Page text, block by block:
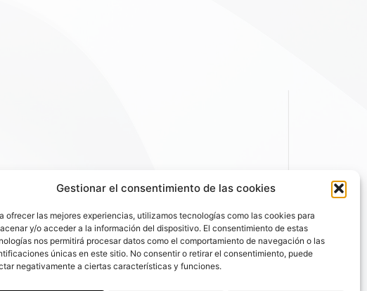
Gestionar el consentimiento de las cookies
ofrecer las mejores experiencias, utilizamos tecnologías como las cookies para
y/o acceder a la información del dispositivo. El consentimiento de estas
nos permitirá procesar datos como el comportamiento de navegación o las
únicas en este sitio. No consentir o retirar el consentimiento, puede
negativamente a ciertas características y funciones.